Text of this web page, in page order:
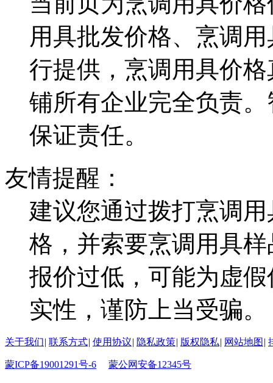
用具批发价格、烹调
行提供，烹调用具价
铺所有企业完全负责
保证责任。
友情提醒：
建议您通过拨打烹调
格，并索要烹调用具
报价过低，可能为虚
实性，谨防上当受骗。
关于我们| 联系方式| 使用协议| 隐私政策| 版权隐私| 网站地图 |
蒙ICP备19001291号-6 蒙公网安备12345号